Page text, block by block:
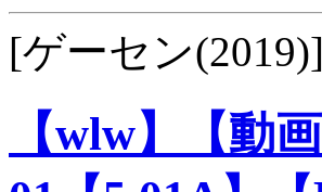
[ゲーセン(2019)]
【wlw】【動